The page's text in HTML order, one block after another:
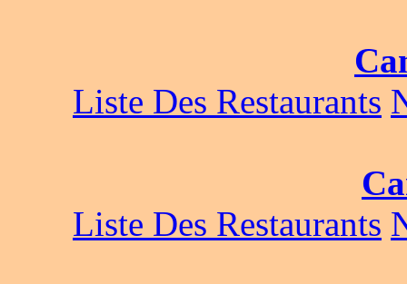
Liste Des Restaurants
Liste Des Restaurants